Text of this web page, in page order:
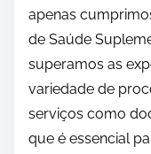
apenas
de Saúde
superamos as
variedade de
serviços como
que é essencial